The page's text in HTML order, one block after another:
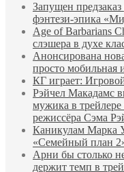
Запущен
фэнтези-эпика
Age of Barbarians
слэшера в духе
Анонсирована
просто мобильная
КГ играет:
Рэйчел Макадамс
мужика в
режиссёра Сэма
Каникулам Марка
«Семейный план
Арни бы столько
держит темп в